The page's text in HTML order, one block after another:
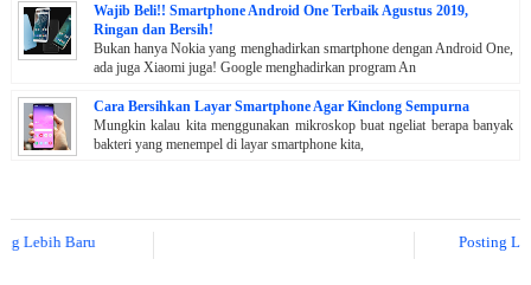
Wajib Beli!! Smartphone Android One Terbaik Agustus 2019,
Ringan dan Bersih!
Bukan hanya Nokia yang menghadirkan smartphone dengan Android One,
ada juga Xiaomi juga! Google menghadirkan program An
Cara Bersihkan Layar Smartphone Agar Kinclong Sempurna
Mungkin kalau kita menggunakan mikroskop buat ngeliat berapa banyak
bakteri yang menempel di layar smartphone kita,
Lebih Baru Posting Lama